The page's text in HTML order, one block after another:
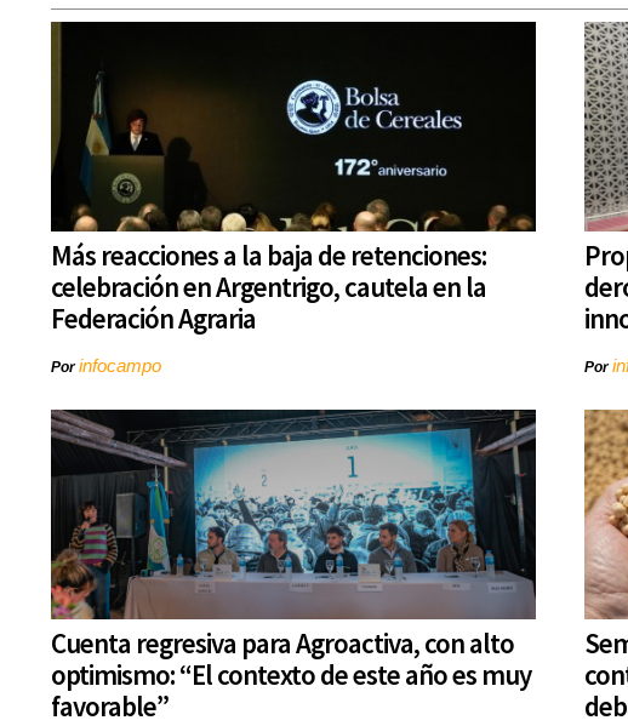
Más reacciones a la baja de retenciones:
celebración en Argentrigo, cautela en la
Federación Agraria
Porinfocampo Por
Cuenta regresiva para Agroactiva, con alto
optimismo: “El contexto de este año es muy
favorable”